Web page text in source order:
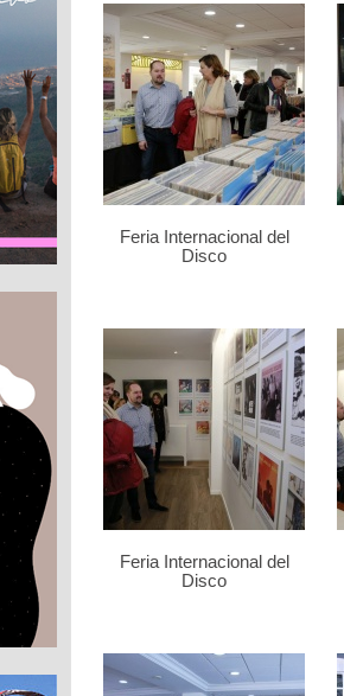
Feria Internacional del
Disco
Feria Internacional del
Disco